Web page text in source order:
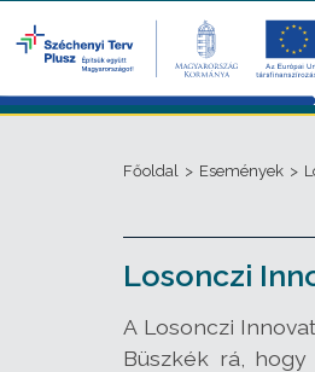
Főoldal > Események >
Losonczi
A Losonczi
Büszkék rá,